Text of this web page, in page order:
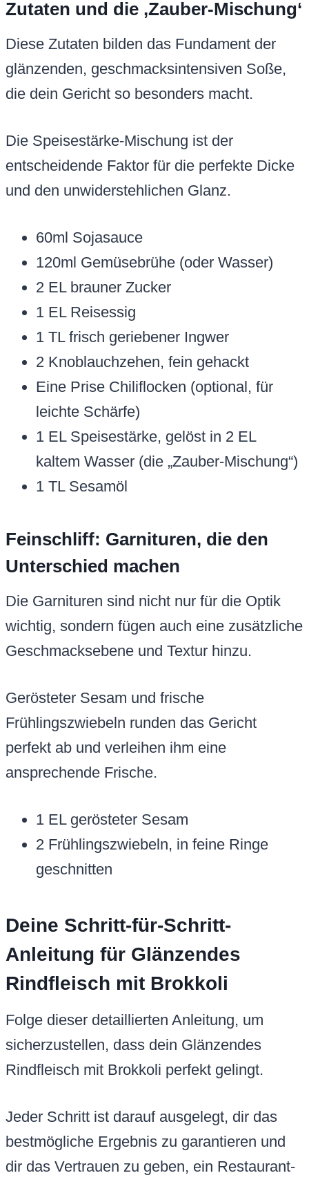
Zutaten und die ‚Zauber-Mischung‘
Diese Zutaten bilden das Fundament der
glänzenden, geschmacksintensiven Soße,
die dein Gericht so besonders macht.
Die Speisestärke-Mischung ist der
entscheidende Faktor für die perfekte Dicke
und den unwiderstehlichen Glanz.
60ml Sojasauce
120ml Gemüsebrühe (oder Wasser)
2 EL brauner Zucker
1 EL Reisessig
1 TL frisch geriebener Ingwer
2 Knoblauchzehen, fein gehackt
Eine Prise Chiliflocken (optional, für
leichte Schärfe)
1 EL Speisestärke, gelöst in 2 EL
kaltem Wasser (die „Zauber-Mischung“)
1 TL Sesamöl
Feinschliff: Garnituren, die den
Unterschied machen
Die Garnituren sind nicht nur für die Optik
wichtig, sondern fügen auch eine zusätzliche
Geschmacksebene und Textur hinzu.
Gerösteter Sesam und frische
Frühlingszwiebeln runden das Gericht
perfekt ab und verleihen ihm eine
ansprechende Frische.
1 EL gerösteter Sesam
2 Frühlingszwiebeln, in feine Ringe
geschnitten
Deine Schritt-für-Schritt-
Anleitung für Glänzendes
Rindfleisch mit Brokkoli
Folge dieser detaillierten Anleitung, um
sicherzustellen, dass dein Glänzendes
Rindfleisch mit Brokkoli perfekt gelingt.
Jeder Schritt ist darauf ausgelegt, dir das
bestmögliche Ergebnis zu garantieren und
dir das Vertrauen zu geben, ein Restaurant-